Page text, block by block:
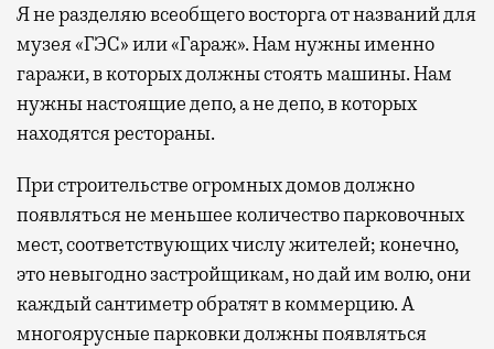
Я не разделяю всеобщего восторга от названий для
музея «ГЭС» или «Гараж». Нам нужны именно
гаражи, в которых должны стоять машины. Нам
нужны настоящие депо, а не депо, в которых
находятся рестораны.
При строительстве огромных домов должно
появляться не меньшее количество парковочных
мест, соответствующих числу жителей; конечно,
это невыгодно застройщикам, но дай им волю, они
каждый сантиметр обратят в коммерцию. А
многоярусные парковки должны появляться